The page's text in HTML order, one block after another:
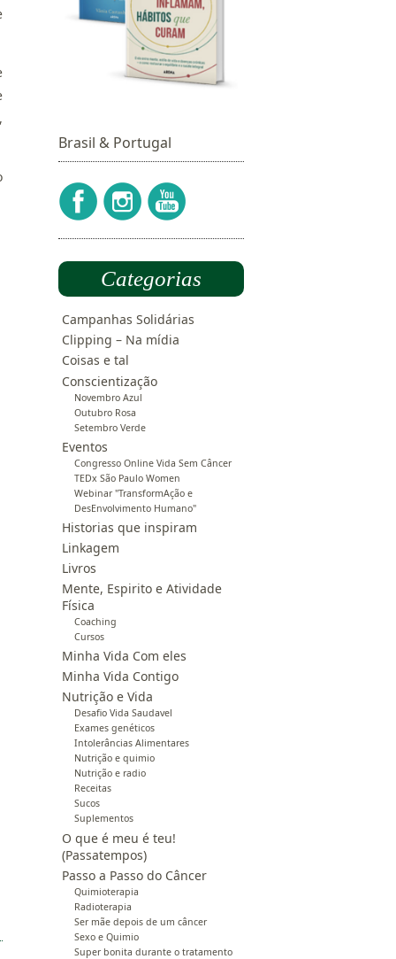
Brasil & Portugal
Categorias
Campanhas Solidárias
Clipping – Na mídia
Coisas e tal
Conscientização
Novembro Azul
Outubro Rosa
Setembro Verde
Eventos
Congresso Online Vida Sem Câncer
TEDx São Paulo Women
Webinar "TransformAção e
DesEnvolvimento Humano"
Historias que inspiram
Linkagem
Livros
Mente, Espirito e Atividade
Física
Coaching
Cursos
Minha Vida Com eles
Minha Vida Contigo
Nutrição e Vida
Desafio Vida Saudavel
Exames genéticos
Intolerâncias Alimentares
Nutrição e quimio
Nutrição e radio
Receitas
Sucos
Suplementos
O que é meu é teu!
(Passatempos)
Passo a Passo do Câncer
Quimioterapia
Radioterapia
Ser mãe depois de um câncer
Sexo e Quimio
Super bonita durante o tratamento